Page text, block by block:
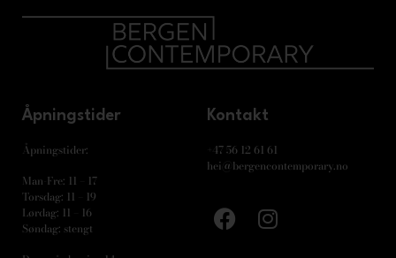
Åpningstider
Åpningstider:
Man-Fre: 11 – 17
Torsdag: 11 – 19
Lørdag: 11 – 16
Søndag: stengt
Kontakt
+47 56 12 61 61
hei@bergencontemporary.no